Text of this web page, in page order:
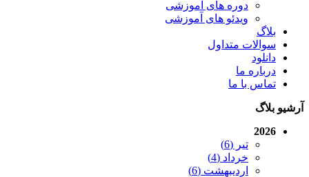
دوره های آموزشی
ویدئو های آموزشی
بلاگ
سوالات متداول
دانلود
درباره ما
تماس با ما
آرشیو بلاگ
2026
تیر (6)
خرداد (4)
اردیبهشت (6)